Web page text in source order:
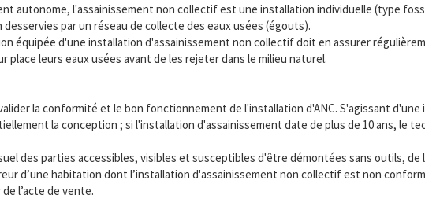
autonome, l'assainissement non collectif est une installation individuelle (type
desservies par un réseau de collecte des eaux usées (égouts).
équipée d'une installation d'assainissement non collectif doit en assurer
leurs eaux usées avant de les rejeter dans le milieu naturel.
la conformité et le bon fonctionnement de l'installation d'ANC. S'agissant
la conception ; si l'installation d'assainissement date de plus de 10 ans, le
des parties accessibles, visibles et susceptibles d'être démontées sans outils, de
d’une habitation dont l’installation d'assainissement non collectif est non
l’acte de vente.